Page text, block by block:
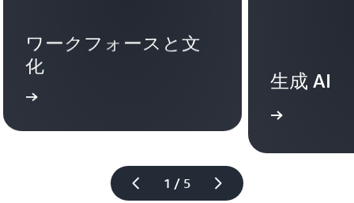
1 / 5
ワークフォースと文
化
生成 AI